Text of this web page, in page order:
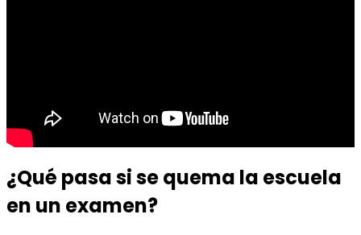
¿Qué pasa si se quema la escuela
en un examen?